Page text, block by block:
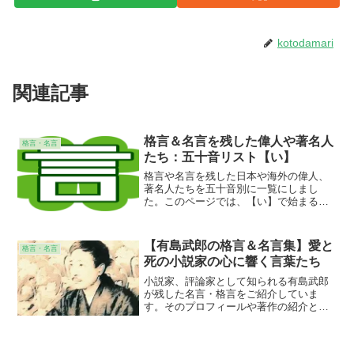
kotodamari
関連記事
格言・名言
格言＆名言を残した偉人や著名人
たち：五十音リスト【い】
格言や名言を残した日本や海外の偉人、
著名人たちを五十音別に一覧にしまし
た。このページでは、【い】で始まる名
物を見つけて、その心に響く言葉を味わ
ってみてください。池谷裕二...
格言・名言
【有島武郎の格言＆名言集】愛と
死の小説家の心に響く言葉たち
小説家、評論家として知られる有島武郎
が残した名言・格言をご紹介していま
す。そのプロフィールや著作の紹介とと